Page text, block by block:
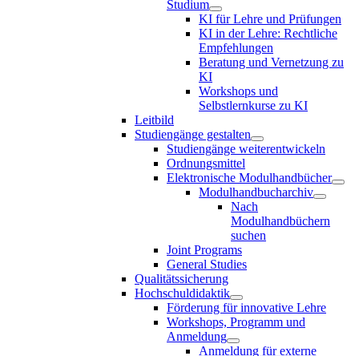
Studium
KI für Lehre und Prüfungen
KI in der Lehre: Rechtliche
Empfehlungen
Beratung und Vernetzung zu
KI
Workshops und
Selbstlernkurse zu KI
Leitbild
Studiengänge gestalten
Studiengänge weiterentwickeln
Ordnungsmittel
Elektronische Modulhandbücher
Modulhandbucharchiv
Nach
Modulhandbüchern
suchen
Joint Programs
General Studies
Qualitätssicherung
Hochschuldidaktik
Förderung für innovative Lehre
Workshops, Programm und
Anmeldung
Anmeldung für externe